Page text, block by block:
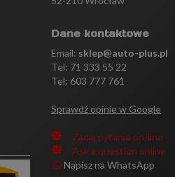
Dane kontaktowe
Email: sklep@auto-plus.pl
Tel: 71 333 55 22
Tel: 603 777 761
Sprawdź opinie w Google
Zadaj pytanie on-line
Ask a question online
Napisz na WhatsApp